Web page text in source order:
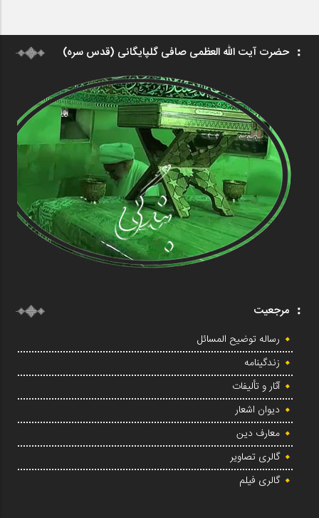
حضرت آیت الله العظمی صافی گلپایگانی (قدس سره)
مرجعیت
رساله توضیح المسائل
زندگینامه
آثار و تألیفات
دیوان اشعار
معارف دین
گالری تصاویر
گالری فیلم